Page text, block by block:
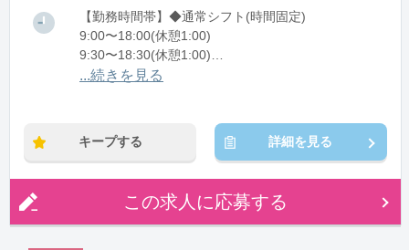
【勤務時間帯】◆通常シフト(時間固定)
9:00〜18:00(休憩1:00)
9:30〜18:30(休憩1:00)
10:00〜19:00(休憩1:00)
...続きを見る
キープする 詳細を見る
この求人に応募する